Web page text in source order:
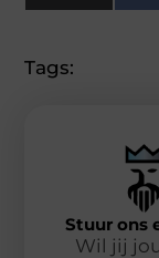
(Twitter)
Tags:
Stuur ons
Wil jij